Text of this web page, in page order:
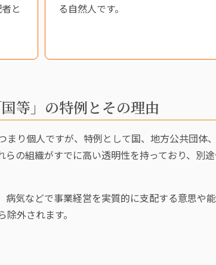
と
る自然人です。
等」の特例とその理由
まり個人ですが、特例として国、地方公共団
らの組織がすでに高い透明性を持っており、
病気などで事業経営を実質的に支配する意思や
外されます。